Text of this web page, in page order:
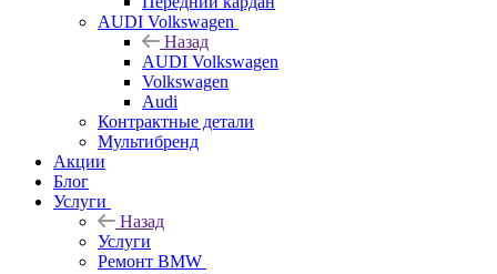
AUDI Volkswagen
Назад
AUDI Volkswagen
Volkswagen
Audi
Контрактные детали
Мультибренд
Акции
Блог
Услуги
Назад
Услуги
Ремонт BMW